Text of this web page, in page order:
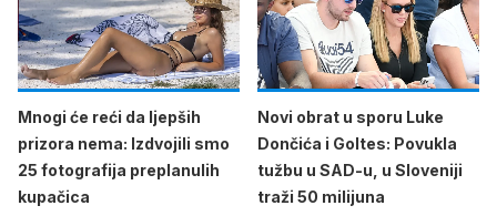
Mnogi će reći da ljepših
prizora nema: Izdvojili smo
25 fotografija preplanulih
kupačica
Novi obrat u sporu Luke
Dončića i Goltes: Povukla
tužbu u SAD-u, u Sloveniji
traži 50 milijuna